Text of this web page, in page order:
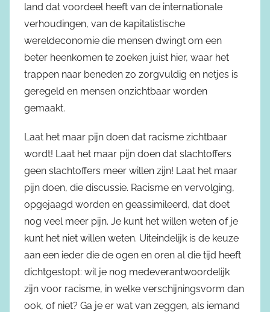
land dat voordeel heeft van de internationale
verhoudingen, van de kapitalistische
wereldeconomie die mensen dwingt om een
beter heenkomen te zoeken juist hier, waar het
trappen naar beneden zo zorgvuldig en netjes is
geregeld en mensen onzichtbaar worden
gemaakt.
Laat het maar pijn doen dat racisme zichtbaar
wordt! Laat het maar pijn doen dat slachtoffers
geen slachtoffers meer willen zijn! Laat het maar
pijn doen, die discussie. Racisme en vervolging,
opgejaagd worden en geassimileerd, dat doet
nog veel meer pijn. Je kunt het willen weten of je
kunt het niet willen weten. Uiteindelijk is de keuze
aan een ieder die de ogen en oren al die tijd heeft
dichtgestopt: wil je nog medeverantwoordelijk
zijn voor racisme, in welke verschijningsvorm dan
ook, of niet? Ga je er wat van zeggen, als iemand